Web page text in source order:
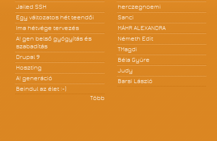
Jailed SSH
Egy változatos hét teendői
Ima hétvége tervezés
A! gen belső gyógyítás és
szabadítás
Drupal 9
Hoszting
A! generáció
Beindul az élet :-)
Több
herczegnoemi
Sanci
MÁHR ALEXANDRA
Németh Edit
TMagdi
Béla Gyüre
Judy
Barsi László